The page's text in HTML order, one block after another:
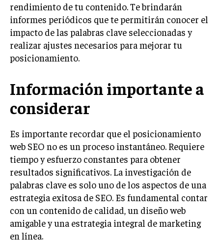
rendimiento de tu contenido. Te brindarán
informes periódicos que te permitirán conocer el
impacto de las palabras clave seleccionadas y
realizar ajustes necesarios para mejorar tu
posicionamiento.
Información importante a
considerar
Es importante recordar que el posicionamiento
web SEO no es un proceso instantáneo. Requiere
tiempo y esfuerzo constantes para obtener
resultados significativos. La investigación de
palabras clave es solo uno de los aspectos de una
estrategia exitosa de SEO. Es fundamental contar
con un contenido de calidad, un diseño web
amigable y una estrategia integral de marketing
en línea.